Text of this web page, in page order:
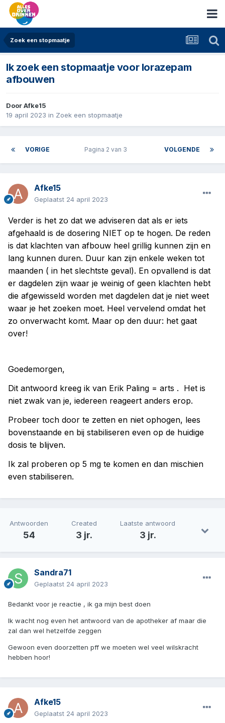
Zoek een stopmaatje
Ik zoek een stopmaatje voor lorazepam
afbouwen
DoorAfke15
19 april 2023 in Zoek een stopmaatje
VORIGE VOLGENDE
Pagina 2 van 3
Afke15
Geplaatst 24 april 2023
Verder is het zo dat we adviseren dat als er iets
afgehaald is de dosering NIET op te hogen. De reden
is dat klachten van afbouw heel grillig kunnen zijn en
lang kunnen duren. Duur kan zijn enkele weken tot
maanden ( in het slechtste geval). En opvallend is dat
er dagdelen zijn waar je weinig of geen klachten hebt
die afgewisseld worden met dagdelen dat je niet weet
waar je het zoeken moet. Heel vervelend omdat het
zo onverwacht komt. Maar op den duur: het gaat
over!
Goedemorgen,
Dit antwoord kreeg ik van Erik Paling = arts . Het is
niet zwak van je, iedereen reageert anders erop.
Probeer toch door te zetten en niet ophogen, lees
bovenstaande en bij stabiliseren even op de huidige
dosis te blijven.
Ik zal proberen op 5 mg te komen en dan mischien
even stabiliseren.
Antwoorden
54
Created
3 jr.
Laatste antwoord
3 jr.
Sandra71
Geplaatst 24 april 2023
Bedankt voor je reactie , ik ga mijn best doen
Ik wacht nog even het antwoord van de apotheker af maar die
zal dan wel hetzelfde zeggen
Gewoon even doorzetten pff we moeten wel veel wilskracht
hebben hoor!
Afke15
Geplaatst 24 april 2023